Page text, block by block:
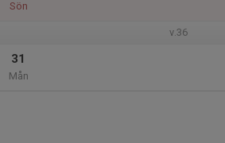
Sön
v.36
31
Mån